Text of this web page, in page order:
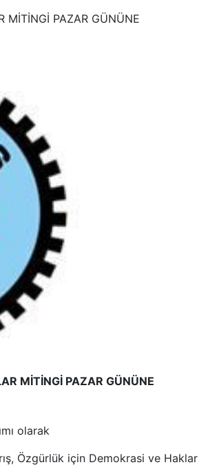
MİTİNGİ PAZAR GÜNÜNE
MİTİNGİ PAZAR GÜNÜNE
olarak
Özgürlük için Demokrasi ve Haklar